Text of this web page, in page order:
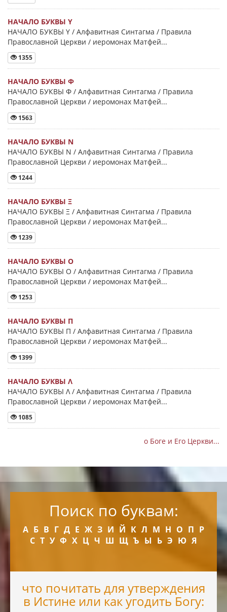
НАЧАЛО БУКВЫ Y
НАЧАЛО БУКВЫ Y / Алфавитная Синтагма / Правила
Православной Церкви / иеромонах Матфей...
1355
НАЧАЛО БУКВЫ Φ
НАЧАЛО БУКВЫ Φ / Алфавитная Синтагма / Правила
Православной Церкви / иеромонах Матфей...
1563
НАЧАЛО БУКВЫ Ν
НАЧАЛО БУКВЫ Ν / Алфавитная Синтагма / Правила
Православной Церкви / иеромонах Матфей...
1244
НАЧАЛО БУКВЫ Ξ
НАЧАЛО БУКВЫ Ξ / Алфавитная Синтагма / Правила
Православной Церкви / иеромонах Матфей...
1239
НАЧАЛО БУКВЫ Ο
НАЧАЛО БУКВЫ Ο / Алфавитная Синтагма / Правила
Православной Церкви / иеромонах Матфей...
1253
НАЧАЛО БУКВЫ Π
НАЧАЛО БУКВЫ Π / Алфавитная Синтагма / Правила
Православной Церкви / иеромонах Матфей...
1399
НАЧАЛО БУКВЫ Λ
НАЧАЛО БУКВЫ Λ / Алфавитная Синтагма / Правила
Православной Церкви / иеромонах Матфей...
1085
о Боге и Его Церкви...
Поиск по буквам:
А Б В Г Д Е Ж З И Й К Л М Н О П Р
С Т У Ф Х Ц Ч Ш Щ Ъ Ы Ь Э Ю Я
что почитать для утверждения
в Истине или как угодить Богу: